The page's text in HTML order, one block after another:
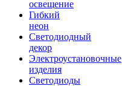
освещение
Гибкий
неон
Светодиодный
декор
Электроустановочные
изделия
Светодиоды